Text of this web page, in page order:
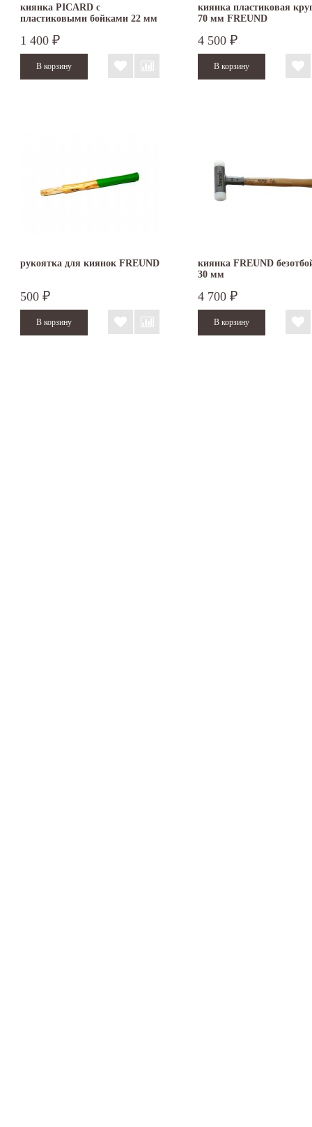
киянка PICARD с
пластиковыми бойками 22 мм
1 400 ₽
киянка пластиковая
70 мм FREUND
4 500 ₽
рукоятка для киянок FREUND
500 ₽
киянка FREUND
30 мм
4 700 ₽